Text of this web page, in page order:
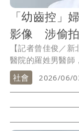
「幼齒控」
影像 涉偷拍
【記者曾佳俊／
醫院的羅姓男醫師
少性影像，甚至利
得病患私密照片。
高達1970GB的兒
方法院審理後認定
發展，更破壞醫病
社會 2026/06/